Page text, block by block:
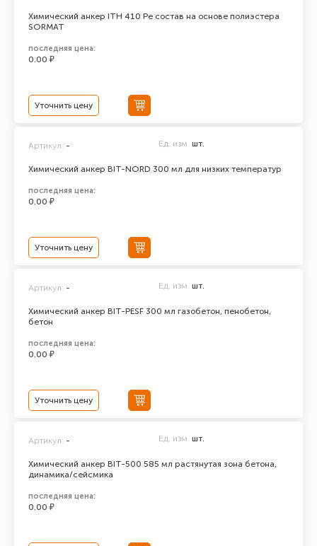
Химический анкер ITH 410 Pe состав на основе полиэстера
SORMAT
последняя цена:
0.00 ₽
Уточнить цену
Химический анкер BIT-NORD 300 мл для низких температур
Артикул: - Ед. изм. шт.
последняя цена:
0.00 ₽
Уточнить цену
Химический анкер BIT-PESF 300 мл газобетон, пенобетон,
бетон
Артикул: - Ед. изм. шт.
последняя цена:
0.00 ₽
Уточнить цену
Химический анкер BIT-500 585 мл растянутая зона бетона,
динамика/сейсмика
Артикул: - Ед. изм. шт.
последняя цена:
0.00 ₽